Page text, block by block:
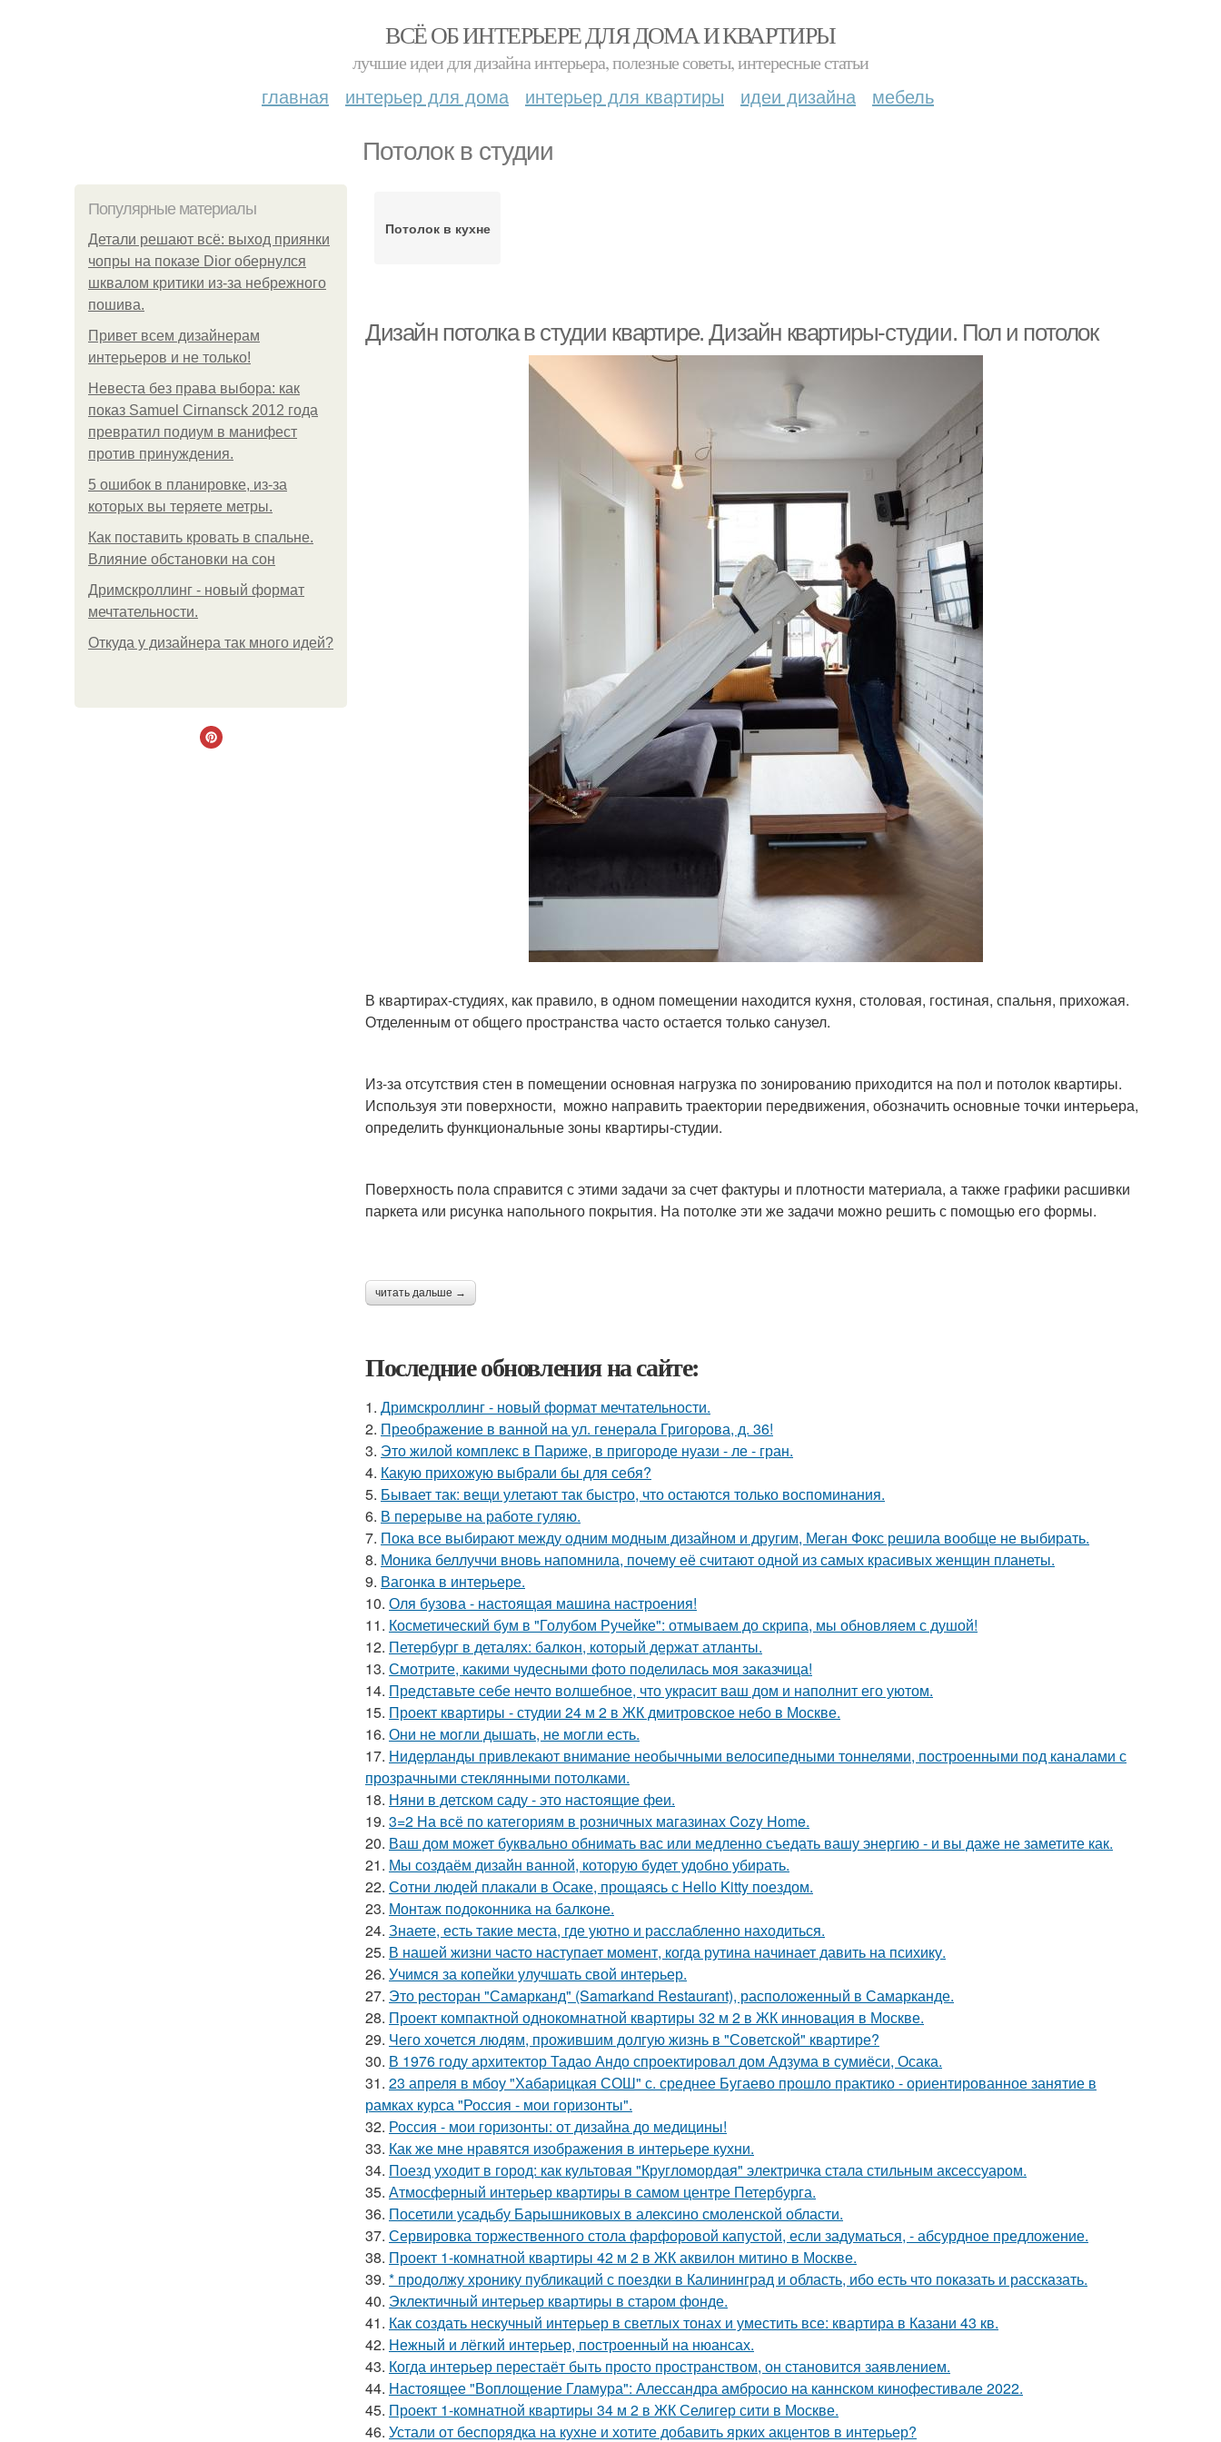
ВСЁ ОБ ИНТЕРЬЕРЕ ДЛЯ ДОМА И КВАРТИРЫ
лучшие идеи для дизайна интерьера, полезные советы, интересные статьи
главная интерьер для дома интерьер для квартиры идеи дизайна мебель
Потолок в студии
Популярные материалы
Детали решают всё: выход приянки
чопры на показе Dior обернулся
шквалом критики из-за небрежного
пошива.
Привет всем дизайнерам
интерьеров и не только!
Невеста без права выбора: как
показ Samuel Cirnansck 2012 года
превратил подиум в манифест
против принуждения.
5 ошибок в планировке, из-за
которых вы теряете метры.
Как поставить кровать в спальне.
Влияние обстановки на сон
Дримскроллинг - новый формат
мечтательности.
Откуда у дизайнера так много идей?
Потолок в кухне
Дизайн потолка в студии квартире. Дизайн квартиры-студии. Пол и потолок
В квартирах-студиях, как правило, в одном помещении находится кухня, столовая, гостиная, спальня, прихожая.
Отделенным от общего пространства часто остается только санузел.
Из-за отсутствия стен в помещении основная нагрузка по зонированию приходится на пол и потолок квартиры.
Используя эти поверхности, можно направить траектории передвижения, обозначить основные точки интерьера,
определить функциональные зоны квартиры-студии.
Поверхность пола справится с этими задачи за счет фактуры и плотности материала, а также графики расшивки
паркета или рисунка напольного покрытия. На потолке эти же задачи можно решить с помощью его формы.
читать дальше →
Последние обновления на сайте:
1. Дримскроллинг - новый формат мечтательности.
2. Преображение в ванной на ул. генерала Григорова, д. 36!
3. Это жилой комплекс в Париже, в пригороде нуази - ле - гран.
4. Какую прихожую выбрали бы для себя?
5. Бывает так: вещи улетают так быстро, что остаются только воспоминания.
6. В перерыве на работе гуляю.
7. Пока все выбирают между одним модным дизайном и другим, Меган Фокс решила вообще не выбирать.
8. Моника беллуччи вновь напомнила, почему её считают одной из самых красивых женщин планеты.
9. Вагонка в интерьере.
10. Оля бузова - настоящая машина настроения!
11. Косметический бум в "Голубом Ручейке": отмываем до скрипа, мы обновляем с душой!
12. Петербург в деталях: балкон, который держат атланты.
13. Смотрите, какими чудесными фото поделилась моя заказчица!
14. Представьте себе нечто волшебное, что украсит ваш дом и наполнит его уютом.
15. Проект квартиры - студии 24 м 2 в ЖК дмитровское небо в Москве.
16. Они не могли дышать, не могли есть.
17. Нидерланды привлекают внимание необычными велосипедными тоннелями, построенными под каналами с
прозрачными стеклянными потолками.
18. Няни в детском саду - это настоящие феи.
19. 3=2 На всё по категориям в розничных магазинах Cozy Home.
20. Ваш дом может буквально обнимать вас или медленно съедать вашу энергию - и вы даже не заметите как.
21. Мы создаём дизайн ванной, которую будет удобно убирать.
22. Сотни людей плакали в Осаке, прощаясь с Hello Kitty поездом.
23. Монтаж пoдoкoнника на балкoне.
24. Знаете, есть такие места, где уютно и расслабленно находиться.
25. В нашей жизни часто наступает момент, когда рутина начинает давить на психику.
26. Учимся за копейки улучшать свой интерьер.
27. Это ресторан "Самарканд" (Samarkand Restaurant), расположенный в Самарканде.
28. Проект компактной однокомнатной квартиры 32 м 2 в ЖК инновация в Москве.
29. Чего хочется людям, прожившим долгую жизнь в "Советской" квартире?
30. В 1976 году архитектор Тадао Андо спроектировал дом Адзума в сумиёси, Осака.
31. 23 апреля в мбоу "Хабарицкая СОШ" с. среднее Бугаево прошло практико - ориентированное занятие в
рамках курса "Россия - мои горизонты".
32. Россия - мои горизонты: от дизайна до медицины!
33. Как же мне нравятся изображения в интерьере кухни.
34. Поезд уходит в город: как культовая "Кругломордая" электричка стала стильным аксессуаром.
35. Атмосферный интерьер квартиры в самом центре Петербурга.
36. Посетили усадьбу Барышниковых в алексино смоленской области.
37. Сервировка торжественного стола фарфоровой капустой, если задуматься, - абсурдное предложение.
38. Проект 1-комнатной квартиры 42 м 2 в ЖК аквилон митино в Москве.
39. * продолжу хронику публикаций с поездки в Калининград и область, ибо есть что показать и рассказать.
40. Эклектичный интерьер квартиры в старом фонде.
41. Как создать нескучный интерьер в светлых тонах и уместить все: квартира в Казани 43 кв.
42. Нежный и лёгкий интерьер, построенный на нюансах.
43. Когда интерьер перестаёт быть просто пространством, он становится заявлением.
44. Настоящее "Воплощение Гламура": Алессандра амбросио на каннском кинофестивале 2022.
45. Проект 1-комнатной квартиры 34 м 2 в ЖК Селигер сити в Москве.
46. Устали от беспорядка на кухне и хотите добавить ярких акцентов в интерьер?